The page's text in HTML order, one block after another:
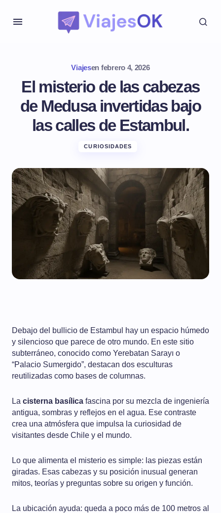
Viajesen febrero 4, 2026
El misterio de las cabezas
de Medusa invertidas bajo
las calles de Estambul.
CURIOSIDADES
Debajo del bullicio de Estambul hay un espacio húmedo
y silencioso que parece de otro mundo. En este sitio
subterráneo, conocido como Yerebatan Sarayı o
“Palacio Sumergido”, destacan dos esculturas
reutilizadas como bases de columnas.
La cisterna basílica fascina por su mezcla de ingeniería
antigua, sombras y reflejos en el agua. Ese contraste
crea una atmósfera que impulsa la curiosidad de
visitantes desde Chile y el mundo.
Lo que alimenta el misterio es simple: las piezas están
giradas. Esas cabezas y su posición inusual generan
mitos, teorías y preguntas sobre su origen y función.
La ubicación ayuda: queda a poco más de 100 metros al